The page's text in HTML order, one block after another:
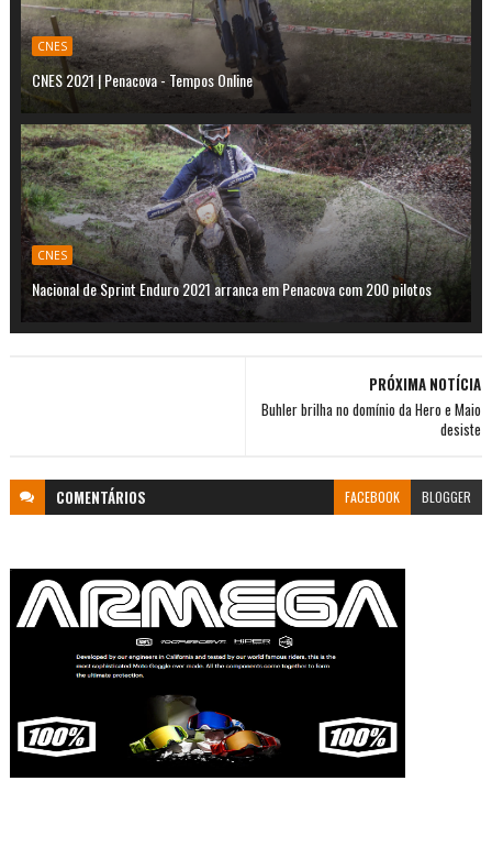
CNES
CNES 2021 | Penacova - Tempos Online
CNES
Nacional de Sprint Enduro 2021 arranca em Penacova com 200 pilotos
PRÓXIMA NOTÍCIA
Buhler brilha no domínio da Hero e Maio
desiste
COMENTÁRIOS FACEBOOK BLOGGER